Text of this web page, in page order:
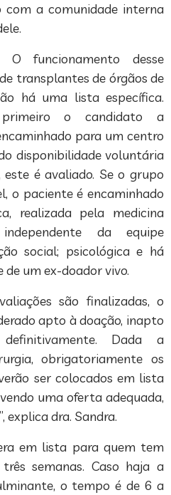
a comunidade interna
O funcionamento desse
transplantes de órgãos de
há uma lista específica.
o candidato a
para um centro
disponibilidade voluntária
é avaliado. Se o grupo
o paciente é encaminhado
realizada pela medicina
da equipe
social; psicológica e há
um ex-doador vivo.
são finalizadas, o
apto à doação, inapto
Dada a
obrigatoriamente os
ser colocados em lista
uma oferta adequada,
explica dra. Sandra.
em lista para quem tem
semanas. Caso haja a
o tempo é de 6 a